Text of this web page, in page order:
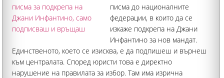
писма до националните
федерации, в които да се
изкаже подкрепа на Джани
Инфантино за нов мандат.
Единственото, което се изисква, е да подпишеш и върнеш
към централата. Според юристи това е директно
нарушение на правилата за избор. Там има изрична